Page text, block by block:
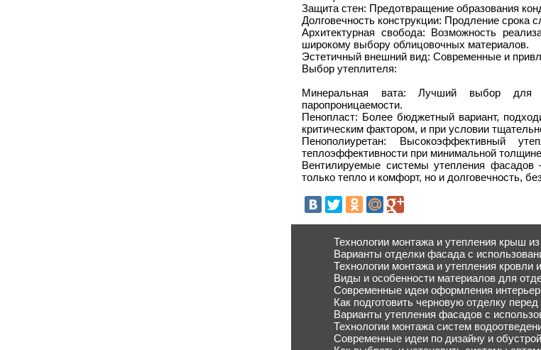
Защита стен: Предотвращение образования
Долговечность конструкции: Продление срока
Архитектурная свобода: Возможность
широкому выбору облицовочных материалов.
Эстетичный внешний вид: Современные и
Выбор утеплителя:
Минеральная вата: Лучший выбор для
паропроницаемости.
Пенопласт: Более бюджетный вариант,
критическим фактором, и при условии
Пенополиуретан: Высокоэффективный
теплоэффективности при минимальной
Вентилируемые системы утепления фасадов
только тепло и комфорт, но и долговечность,
Технологии монтажа и утепления крыш
Варианты отделки фасада с
Технологии монтажа и утепления кровли
Виды и особенности материалов для
Современные идеи оформления
Как подготовить черновую отделку
Варианты утепления фасадов с
Технологии монтажа систем
Современные идеи по дизайну и